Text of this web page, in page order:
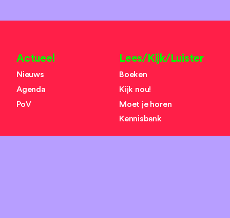
Actueel
Nieuws
Agenda
PoV
Lees/Kijk/Luister
Boeken
Kijk nou!
Moet je horen
Kennisbank